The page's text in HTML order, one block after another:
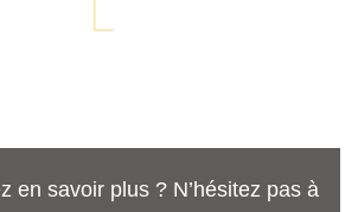
en savoir plus ? N’hésitez pas à